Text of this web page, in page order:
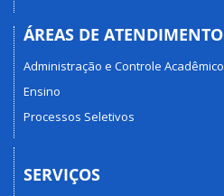
ÁREAS DE ATENDIMENTO
Administração e Controle Acadêmico
Ensino
Processos Seletivos
SERVIÇOS